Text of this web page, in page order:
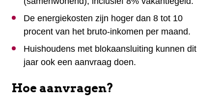
De energiekosten zijn hoger dan 8 tot 10
procent van het bruto-inkomen per maand.
Huishoudens met blokaansluiting kunnen dit
jaar ook een aanvraag doen.
Hoe aanvragen?